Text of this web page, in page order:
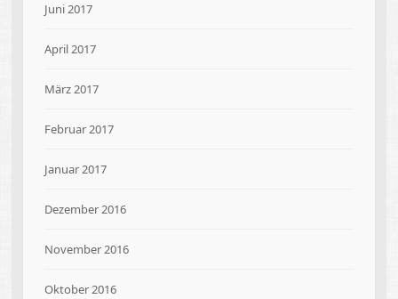
Juni 2017
April 2017
März 2017
Februar 2017
Januar 2017
Dezember 2016
November 2016
Oktober 2016